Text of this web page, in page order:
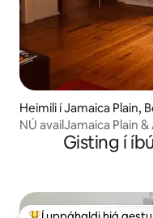
Heimili í Jamaica Plain,
NÚ availJamaica Plain
Gisting í